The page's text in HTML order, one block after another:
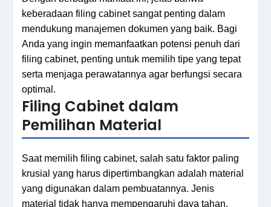
keberadaan filing cabinet sangat penting dalam
mendukung manajemen dokumen yang baik. Bagi
Anda yang ingin memanfaatkan potensi penuh dari
filing cabinet, penting untuk memilih tipe yang tepat
serta menjaga perawatannya agar berfungsi secara
optimal.
Filing Cabinet dalam
Pemilihan Material
Saat memilih filing cabinet, salah satu faktor paling
krusial yang harus dipertimbangkan adalah material
yang digunakan dalam pembuatannya. Jenis
material tidak hanya mempengaruhi daya tahan,